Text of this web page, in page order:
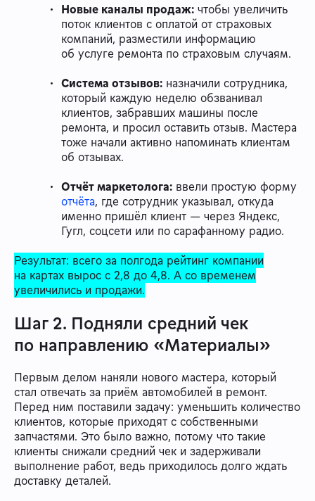
Новые каналы продаж: чтобы увеличить
поток клиентов с оплатой от страховых
компаний, разместили информацию
об услуге ремонта по страховым случаям.
Система отзывов: назначили сотрудника,
который каждую неделю обзванивал
клиентов, забравших машины после
ремонта, и просил оставить отзыв. Мастера
тоже начали активно напоминать клиентам
об отзывах.
Отчёт маркетолога: ввели простую форму
отчёта, где сотрудник указывал, откуда
именно пришёл клиент — через Яндекс,
Гугл, соцсети или по сарафанному радио.
Результат: всего за полгода рейтинг компании
на картах вырос с 2,8 до 4,8. А со временем
увеличились и продажи.
Шаг 2. Подняли средний чек
по направлению «Материалы»
Первым делом наняли нового мастера, который
стал отвечать за приём автомобилей в ремонт.
Перед ним поставили задачу: уменьшить количество
клиентов, которые приходят с собственными
запчастями. Это было важно, потому что такие
клиенты снижали средний чек и задерживали
выполнение работ, ведь приходилось долго ждать
доставку деталей.